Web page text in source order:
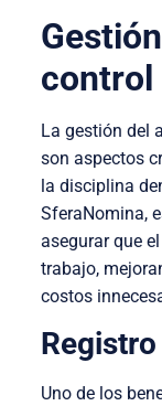
control
La gestión del
son aspectos
la disciplina
SferaNomina,
asegurar que
trabajo,
costos
Uno de los